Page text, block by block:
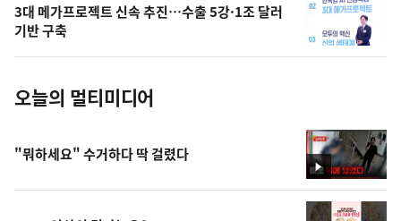
사
진
3대 메가프로젝트 신속 추진…수출 5강·1조 달러
기반 구축
오늘의 멀티미디어
영
상
"뭐하세요" 수거하다 딱 걸렸다